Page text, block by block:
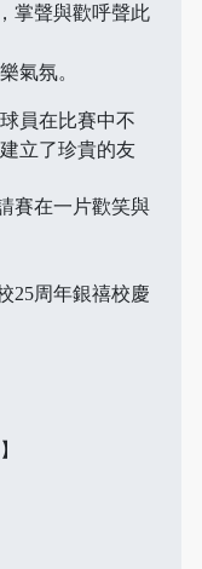
，掌聲與歡呼聲此
氣氛。
員在比賽中不
立了珍貴的友
賽在一片歡笑與
25周年銀禧校慶